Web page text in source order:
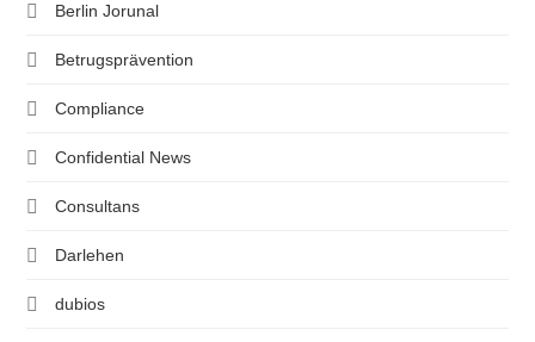
Berlin Jorunal
Betrugsprävention
Compliance
Confidential News
Consultans
Darlehen
dubios